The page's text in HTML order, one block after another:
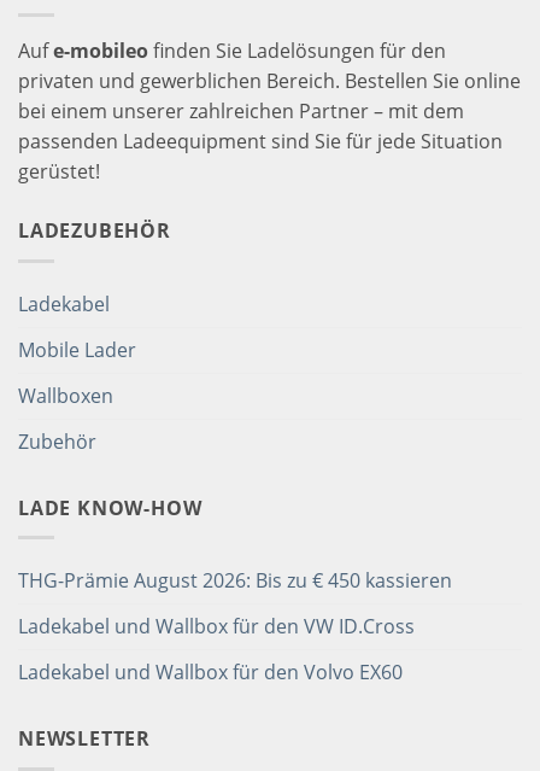
Aufe-mobileofinden Sie Ladelösungen für den
privaten und gewerblichen Bereich. Bestellen Sie online
bei einem unserer zahlreichen Partner – mit dem
passenden Ladeequipment sind Sie für jede Situation
gerüstet!
LADEZUBEHÖR
Ladekabel
Mobile Lader
Wallboxen
Zubehör
LADE KNOW-HOW
THG-Prämie August 2026: Bis zu € 450 kassieren
Ladekabel und Wallbox für den VW ID.Cross
Ladekabel und Wallbox für den Volvo EX60
NEWSLETTER